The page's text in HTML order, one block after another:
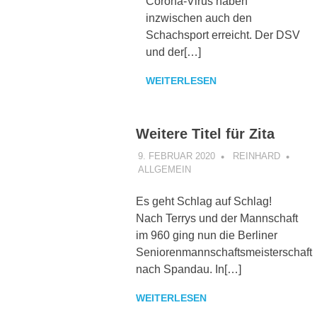
inzwischen auch den
Schachsport erreicht. Der DSV
und der[…]
WEITERLESEN
Weitere Titel für Zita
9. FEBRUAR 2020
REINHARD
ALLGEMEIN
Es geht Schlag auf Schlag!
Nach Terrys und der Mannschaft
im 960 ging nun die Berliner
Seniorenmannschaftsmeisterschaft
nach Spandau. In[…]
WEITERLESEN